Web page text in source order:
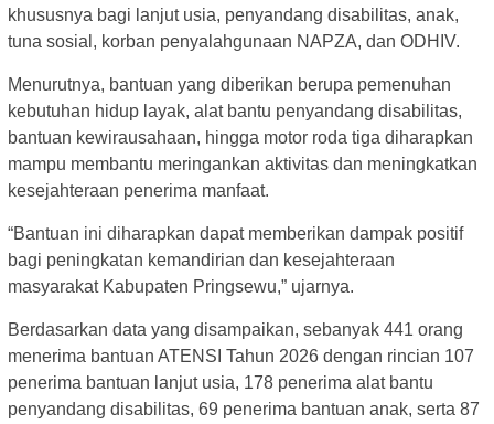
khususnya bagi lanjut usia, penyandang disabilitas, anak,
tuna sosial, korban penyalahgunaan NAPZA, dan ODHIV.
Menurutnya, bantuan yang diberikan berupa pemenuhan
kebutuhan hidup layak, alat bantu penyandang disabilitas,
bantuan kewirausahaan, hingga motor roda tiga diharapkan
mampu membantu meringankan aktivitas dan meningkatkan
kesejahteraan penerima manfaat.
“Bantuan ini diharapkan dapat memberikan dampak positif
bagi peningkatan kemandirian dan kesejahteraan
masyarakat Kabupaten Pringsewu,” ujarnya.
Berdasarkan data yang disampaikan, sebanyak 441 orang
menerima bantuan ATENSI Tahun 2026 dengan rincian 107
penerima bantuan lanjut usia, 178 penerima alat bantu
penyandang disabilitas, 69 penerima bantuan anak, serta 87